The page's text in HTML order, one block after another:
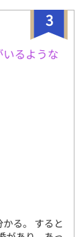
写には※を、
なのでお手
し遅れて投
3
るような
る。 すると